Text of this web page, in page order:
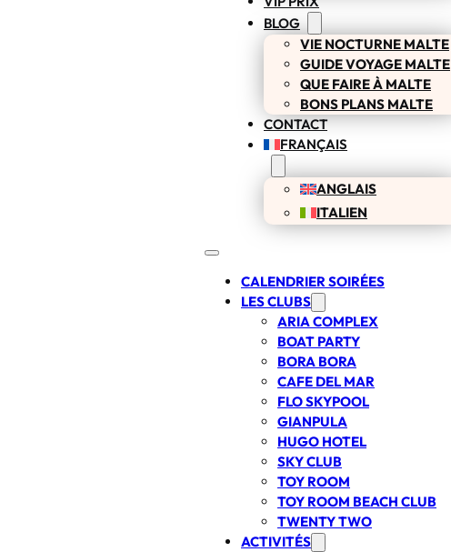
BLOG
VIE NOCTURNE MALTE
GUIDE VOYAGE MALTE
QUE FAIRE À MALTE
BONS PLANS MALTE
CONTACT
FRANÇAIS
ANGLAIS
ITALIEN
CALENDRIER SOIRÉES
LES CLUBS
ARIA COMPLEX
BOAT PARTY
BORA BORA
CAFE DEL MAR
FLO SKYPOOL
GIANPULA
HUGO HOTEL
SKY CLUB
TOY ROOM
TOY ROOM BEACH CLUB
TWENTY TWO
ACTIVITÉS